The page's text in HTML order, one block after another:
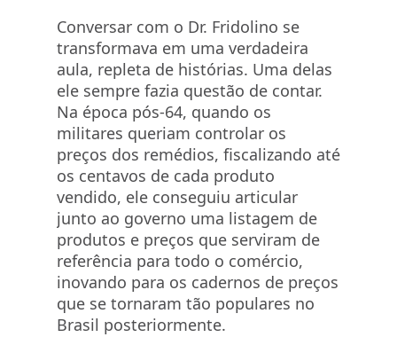
Conversar com o Dr. Fridolino se
transformava em uma verdadeira
aula, repleta de histórias. Uma delas
ele sempre fazia questão de contar.
Na época pós-64, quando os
militares queriam controlar os
preços dos remédios, fiscalizando até
os centavos de cada produto
vendido, ele conseguiu articular
junto ao governo uma listagem de
produtos e preços que serviram de
referência para todo o comércio,
inovando para os cadernos de preços
que se tornaram tão populares no
Brasil posteriormente.